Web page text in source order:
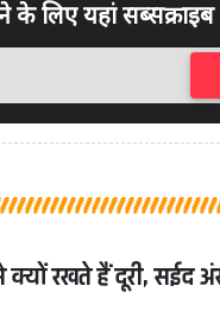
के लिए यहां
क्यों रखते हैं दूरी, सईद